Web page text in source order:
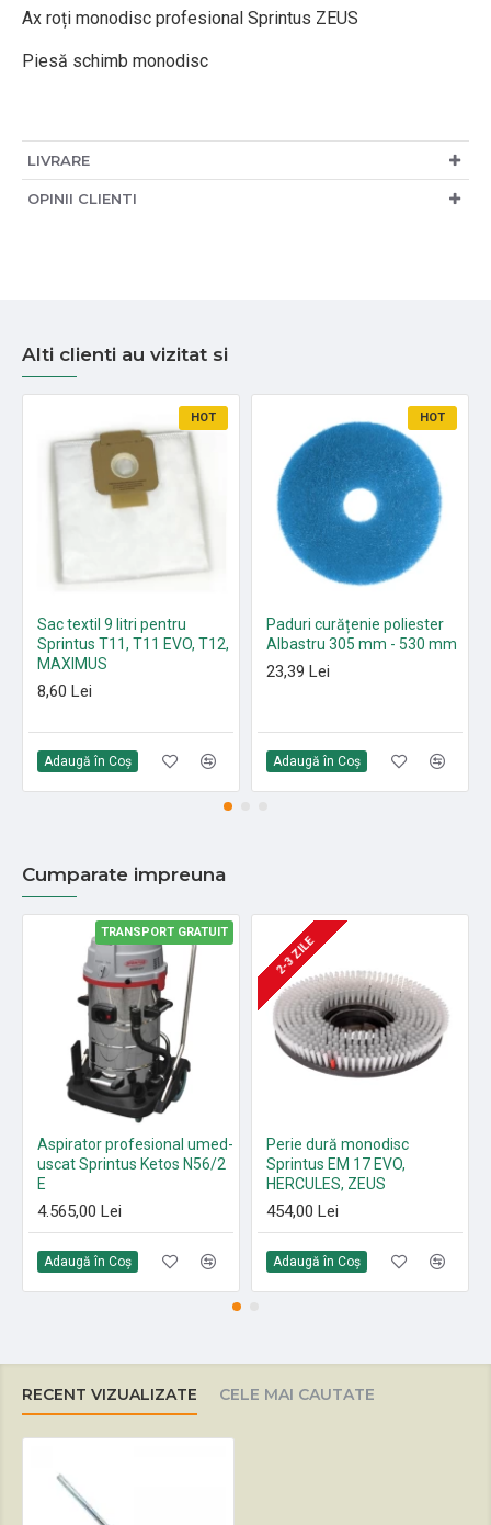
Ax roți monodisc profesional Sprintus ZEUS
Piesă schimb monodisc
LIVRARE
OPINII CLIENTI
Alti clienti au vizitat si
HOT
Sac textil 9 litri pentru
Sprintus T11, T11 EVO, T12,
MAXIMUS
8,60 Lei
Adaugă în Coş
HOT
Paduri curățenie poliester
Albastru 305 mm - 530 mm
23,39 Lei
Adaugă în Coş
Cumparate impreuna
TRANSPORT GRATUIT
Aspirator profesional umed-
uscat Sprintus Ketos N56/2
E
4.565,00 Lei
Adaugă în Coş
2-3 ZILE
Perie dură monodisc
Sprintus EM 17 EVO,
HERCULES, ZEUS
454,00 Lei
Adaugă în Coş
RECENT VIZUALIZATE CELE MAI CAUTATE